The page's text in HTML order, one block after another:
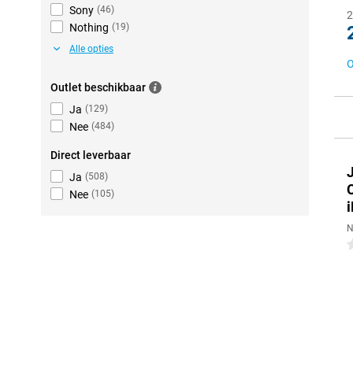
Sony (46)
Nothing (19)
Alle opties
Outlet beschikbaar
Ja (129)
Nee (484)
Direct leverbaar
Ja (508)
Nee (105)